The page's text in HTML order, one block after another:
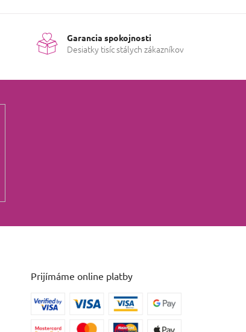
Garancia spokojnosti
Desiatky tisíc stálych zákazníkov
Prijímáme online platby